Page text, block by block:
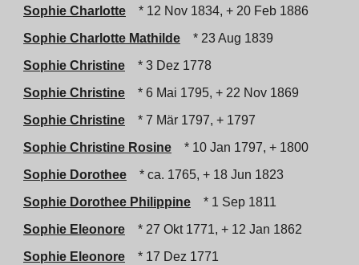
Sophie Charlotte
* 12 Nov 1834, + 20 Feb 1886
Sophie Charlotte Mathilde
* 23 Aug 1839
Sophie Christine
* 3 Dez 1778
Sophie Christine
* 6 Mai 1795, + 22 Nov 1869
Sophie Christine
* 7 Mär 1797, + 1797
Sophie Christine Rosine
* 10 Jan 1797, + 1800
Sophie Dorothee
* ca. 1765, + 18 Jun 1823
Sophie Dorothee Philippine
* 1 Sep 1811
Sophie Eleonore
* 27 Okt 1771, + 12 Jan 1862
Sophie Eleonore
* 17 Dez 1771